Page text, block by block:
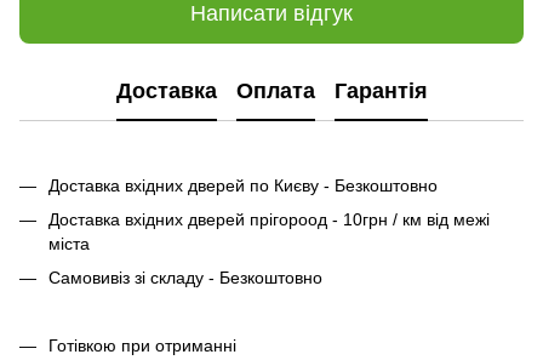
Написати відгук
Доставка Оплата Гарантія
Доставка вхідних дверей по Києву - Безкоштовно
Доставка вхідних дверей прігороод - 10грн / км від межі
міста
Самовивіз зі складу - Безкоштовно
Готівкою при отриманні